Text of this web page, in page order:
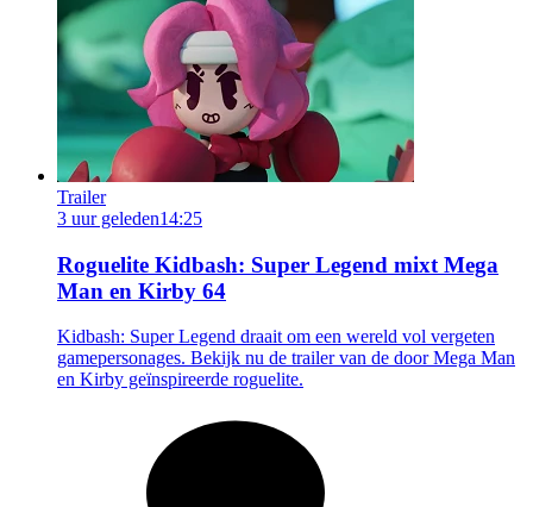
Trailer
3 uur geleden14:25
Roguelite Kidbash: Super Legend mixt Mega
Man en Kirby 64
Kidbash: Super Legend draait om een wereld vol vergeten
gamepersonages. Bekijk nu de trailer van de door Mega Man
en Kirby geïnspireerde roguelite.